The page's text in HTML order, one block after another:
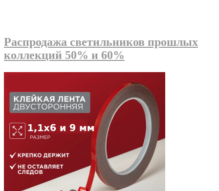
Распродажа светильников прошлых
коллекций 50% и 60%